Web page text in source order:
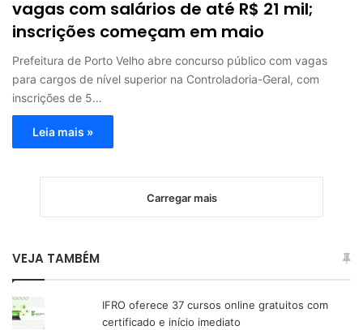
vagas com salários de até R$ 21 mil;
inscrições começam em maio
Prefeitura de Porto Velho abre concurso público com vagas
para cargos de nível superior na Controladoria-Geral, com
inscrições de 5…
Leia mais »
Carregar mais
VEJA TAMBÉM
IFRO oferece 37 cursos online gratuitos com
certificado e início imediato